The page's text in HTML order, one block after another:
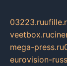
03223.ru
veetbox.ru
mega-press.ru
eurovision-